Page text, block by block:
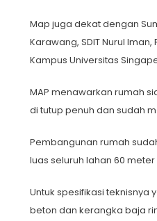
Map juga dekat dengan
Karawang, SDIT Nurul
Kampus Universitas
MAP menawarkan rumah
di tutup penuh dan sudah
Pembangunan rumah
luas seluruh lahan 60
Untuk spesifikasi
beton dan kerangka baja